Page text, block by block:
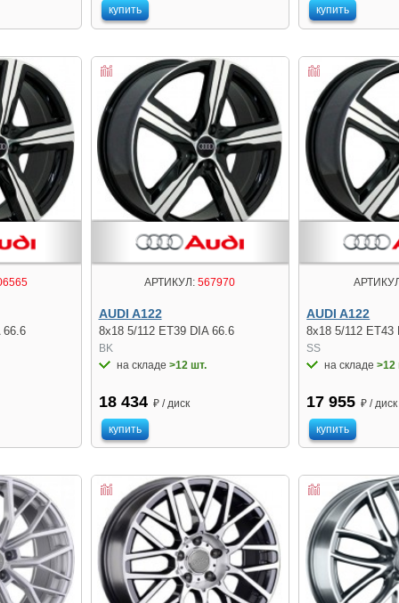
купить купить
66.6
АРТИКУЛ: 567970
AUDI A122
8x18 5/112 ET39 DIA 66.6
BK
на складе >12 шт.
18 434 ₽ / диск
купить
AUDI A122
8x18 5/112 ET43
SS
на складе>12
17 955 ₽ / диск
купить